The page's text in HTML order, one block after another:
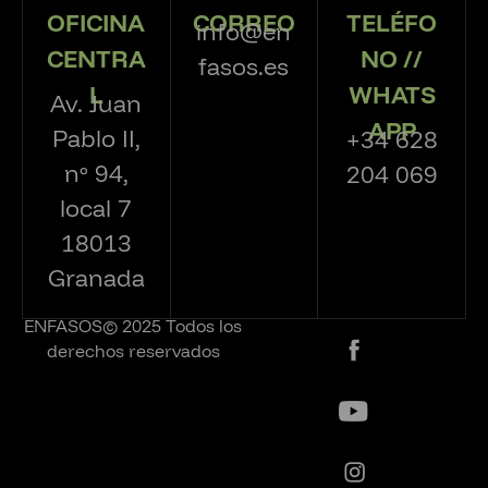
OFICINA
CENTRA
L
Av. Juan
Pablo II,
nº 94,
local 7
18013
Granada
CORREO
info@en
fasos.es
TELÉFO
NO //
WHATS
APP
+34 628
204 069
ENFASOS© 2025 Todos los
derechos reservados